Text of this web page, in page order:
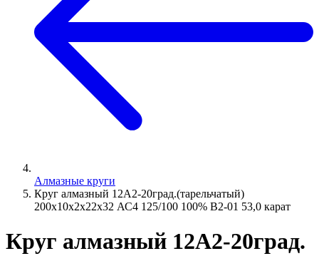
Алмазные круги
Круг алмазный 12А2-20град.(тарельчатый)
200х10х2х22х32 АС4 125/100 100% В2-01 53,0 карат
Круг алмазный 12А2-20град.